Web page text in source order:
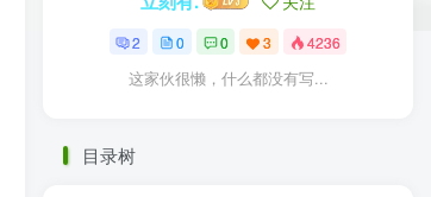
2 0 0 3 4236
这家伙很懒，什么都没有写...
目录树